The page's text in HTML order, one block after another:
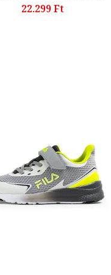
22.299 Ft